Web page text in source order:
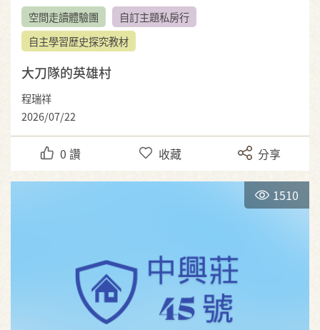
空間走讀體驗團
自訂主題私房行
自主學習歷史探究教材
大刀隊的英雄村
程瑞祥
2026/07/22
0 讚 收藏 分享
1510